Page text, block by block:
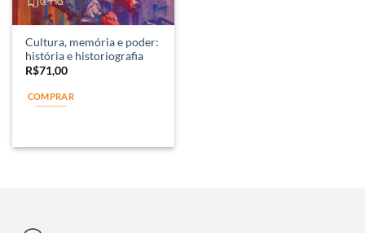
Cultura, memória e poder:
história e historiografia
R$71,00
COMPRAR